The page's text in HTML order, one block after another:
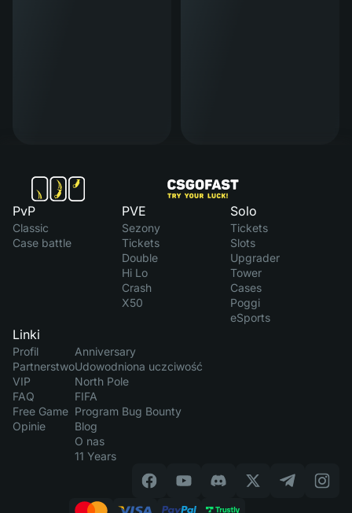
PvP
Classic
Case battle
PVE
Sezony
Tickets
Double
Hi Lo
Crash
X50
Solo
Tickets
Slots
Upgrader
Tower
Cases
Poggi
eSports
Linki
Profil
Partnerstwo
VIP
FAQ
Free Game
Opinie
Anniversary
Udowodniona uczciwość
North Pole
FIFA
Program Bug Bounty
Blog
O nas
11 Years